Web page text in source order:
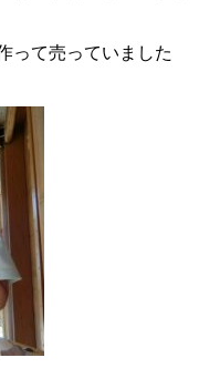
って売っていました